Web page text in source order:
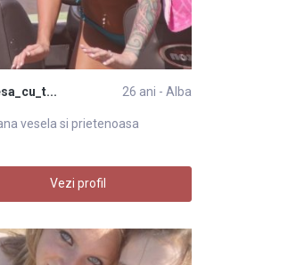
26 ani - Alba
vesela si prietenoasa
Vezi profil